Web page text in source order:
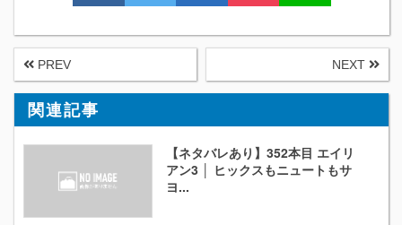
PREV NEXT
関連記事
【ネタバレあり】352本目 エイリ
アン3 │ ヒックスもニュートもサ
ヨ...